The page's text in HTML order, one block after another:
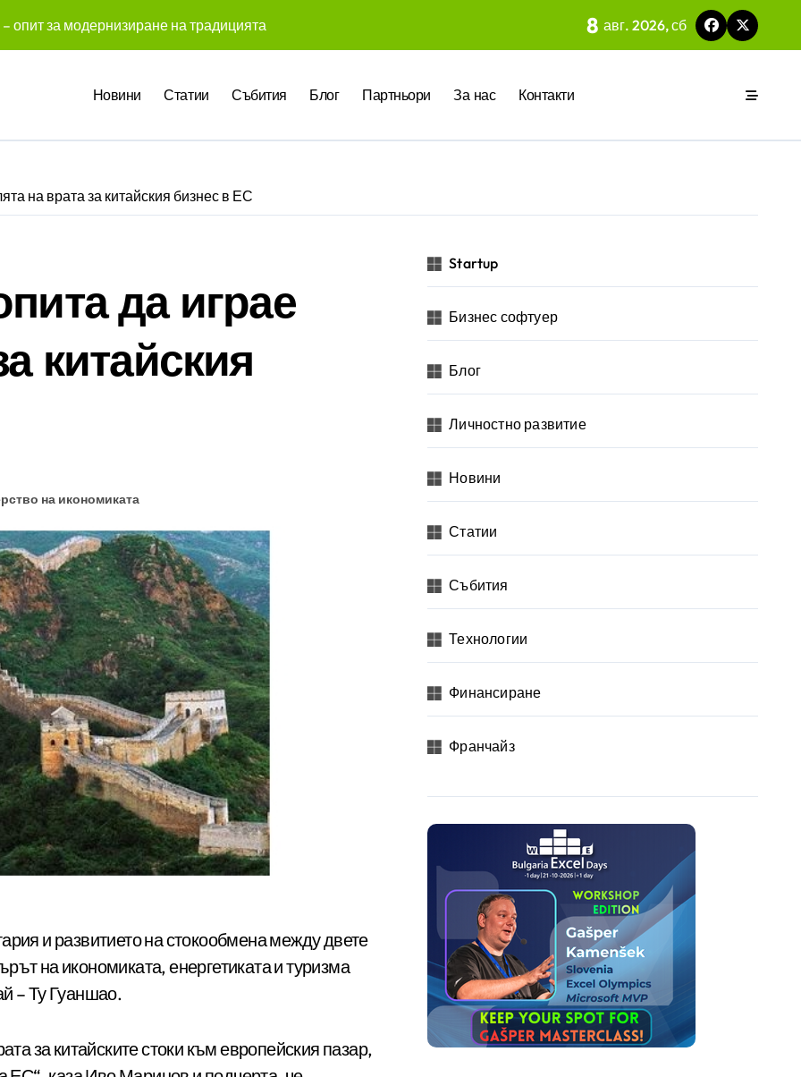
опит за модернизиране на традицията
Gemini на Google на хиляди клиенти на бизнес приложения
забелязват мръсния офис още в първата седмица
начина, по който хотелите продават стаите си
в създаването на международните стандарти за навлизане на изкуствен интелект в хотелиерството
8 авг. 2026, сб
Новини Статии Събития Блог Партньори За нас Контакти
на врата за китайския бизнес в ЕС
да играе
китайския
на икономиката
и развитието на стокообмена между двете
на икономиката, енергетиката и туризма
– Ту Гуаншао.
за китайските стоки към европейския пазар,
Startup
Бизнес софтуер
Блог
Личностно развитие
Новини
Статии
Събития
Технологии
Финансиране
Франчайз